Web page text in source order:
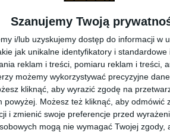
Szanujemy Twoją
i/lub uzyskujemy dostęp do informacji w
jak unikalne identyfikatory i standardowe
reklam i treści, pomiaru reklam i treści,
możemy wykorzystywać precyzyjne
kliknąć, aby wyrazić zgodę na
Możesz też kliknąć, aby odmówić
i zmienić swoje preferencje przed
mogą nie wymagać Twojej zgody,